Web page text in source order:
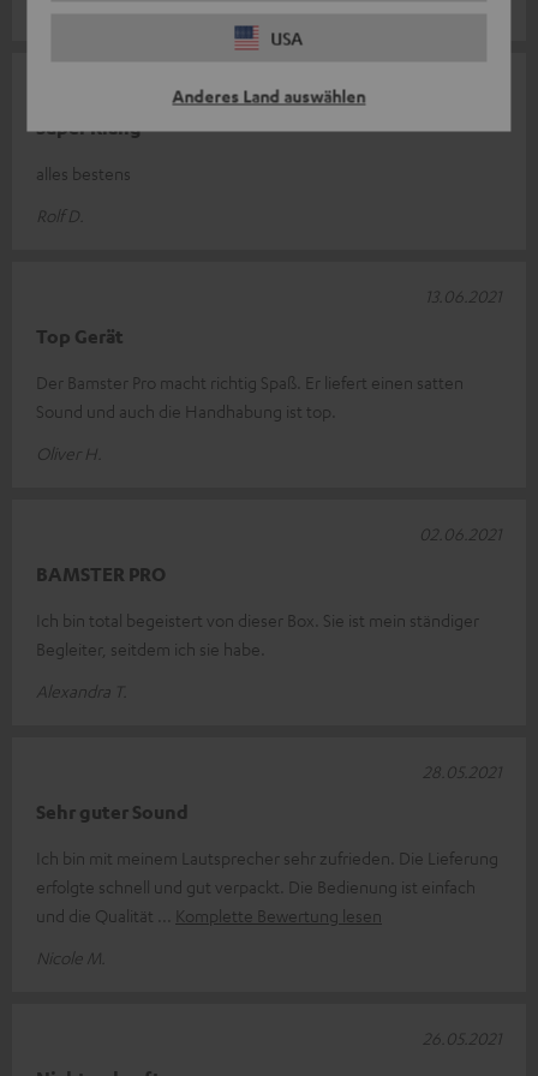
USA
Anderes Land auswählen
Super Klang
alles bestens
Rolf D.
Top Gerät
Der Bamster Pro macht richtig Spaß. Er liefert einen satten
Sound und auch die Handhabung ist top.
Oliver H.
13.06.2021
BAMSTER PRO
Ich bin total begeistert von dieser Box. Sie ist mein ständiger
Begleiter, seitdem ich sie habe.
Alexandra T.
02.06.2021
Sehr guter Sound
Ich bin mit meinem Lautsprecher sehr zufrieden. Die Lieferung
erfolgte schnell und gut verpackt. Die Bedienung ist einfach
und die Qualität
Komplette Bewertung lesen
Nicole M.
28.05.2021
26.05.2021